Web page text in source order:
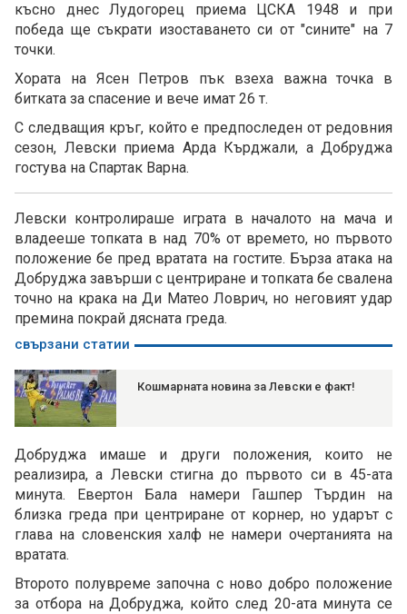
късно днес Лудогорец приема ЦСКА 1948 и при
победа ще съкрати изоставането си от "сините" на 7
точки.
Хората на Ясен Петров пък взеха важна точка в
битката за спасение и вече имат 26 т.
С следващия кръг, който е предпоследен от редовния
сезон, Левски приема Арда Кърджали, а Добруджа
гостува на Спартак Варна.
Левски контролираше играта в началото на мача и
владееше топката в над 70% от времето, но първото
положение бе пред вратата на гостите. Бърза атака на
Добруджа завърши с центриране и топката бе свалена
точно на крака на Ди Матео Ловрич, но неговият удар
премина покрай дясната греда.
свързани статии
Кошмарната новина за Левски е факт!
Добруджа имаше и други положения, които не
реализира, а Левски стигна до първото си в 45-ата
минута. Евертон Бала намери Гашпер Търдин на
близка греда при центриране от корнер, но ударът с
глава на словенския халф не намери очертанията на
вратата.
Второто полувреме започна с ново добро положение
за отбора на Добруджа, който след 20-ата минута се